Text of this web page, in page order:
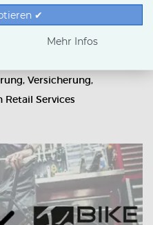
des Retail
Versicherung,
Services
✔
Mehr Infos